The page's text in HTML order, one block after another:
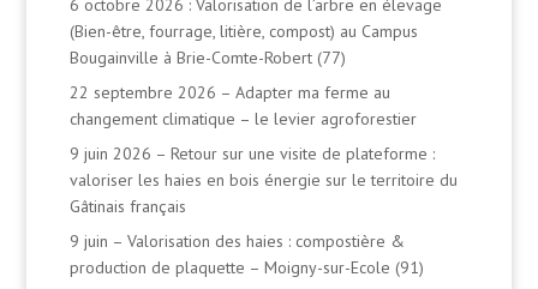
6 octobre 2026 : Valorisation de l’arbre en élevage
(Bien-être, fourrage, litière, compost) au Campus
Bougainville à Brie-Comte-Robert (77)
22 septembre 2026 – Adapter ma ferme au
changement climatique – le levier agroforestier
9 juin 2026 – Retour sur une visite de plateforme :
valoriser les haies en bois énergie sur le territoire du
Gâtinais français
9 juin – Valorisation des haies : compostière &
production de plaquette – Moigny-sur-Ecole (91)